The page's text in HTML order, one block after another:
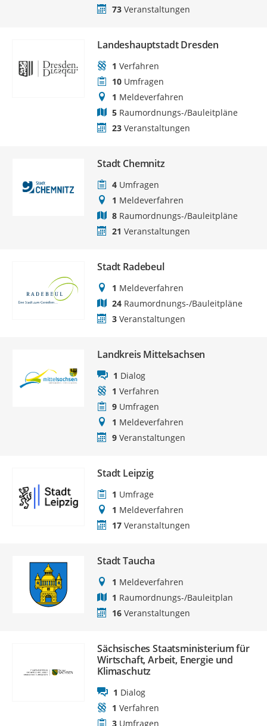
73 Veranstaltungen
Landeshauptstadt Dresden
1 Verfahren
10 Umfragen
1 Meldeverfahren
5 Raumordnungs-/Bauleitpläne
23 Veranstaltungen
Stadt Chemnitz
4 Umfragen
1 Meldeverfahren
8 Raumordnungs-/Bauleitpläne
21 Veranstaltungen
Stadt Radebeul
1 Meldeverfahren
24 Raumordnungs-/Bauleitpläne
3 Veranstaltungen
Landkreis Mittelsachsen
1 Dialog
1 Verfahren
9 Umfragen
1 Meldeverfahren
9 Veranstaltungen
Stadt Leipzig
1 Umfrage
1 Meldeverfahren
17 Veranstaltungen
Stadt Taucha
1 Meldeverfahren
1 Raumordnungs-/Bauleitplan
16 Veranstaltungen
Sächsisches Staatsministerium für
Wirtschaft, Arbeit, Energie und
Klimaschutz
1 Dialog
1 Verfahren
3 Umfragen